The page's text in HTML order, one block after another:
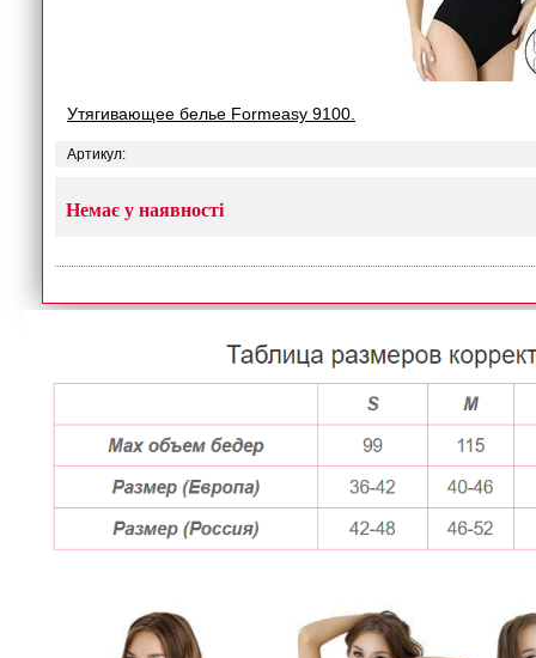
Утягивающее белье Formeasy 9100.
Артикул:
Немає у наявності